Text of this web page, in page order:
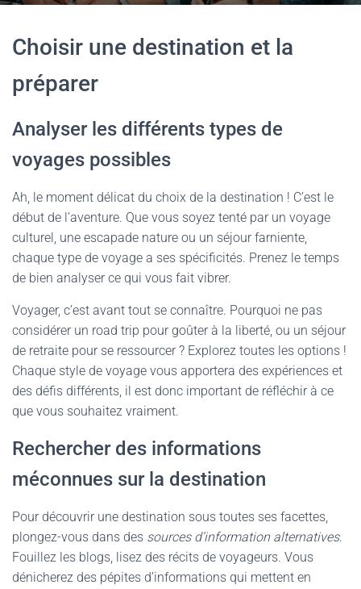
Choisir une destination et la
préparer
Analyser les différents types de
voyages possibles
Ah, le moment délicat du choix de la destination ! C’est le
début de l’aventure. Que vous soyez tenté par un voyage
culturel, une escapade nature ou un séjour farniente,
chaque type de voyage a ses spécificités. Prenez le temps
de bien analyser ce qui vous fait vibrer.
Voyager, c’est avant tout se connaître. Pourquoi ne pas
considérer un road trip pour goûter à la liberté, ou un séjour
de retraite pour se ressourcer ? Explorez toutes les options !
Chaque style de voyage vous apportera des expériences et
des défis différents, il est donc important de réfléchir à ce
que vous souhaitez vraiment.
Rechercher des informations
méconnues sur la destination
Pour découvrir une destination sous toutes ses facettes,
plongez-vous dans des sources d’information alternatives.
Fouillez les blogs, lisez des récits de voyageurs. Vous
dénicherez des pépites d’informations qui mettent en